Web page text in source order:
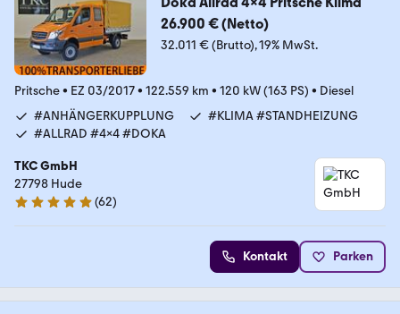
26.900 € (Netto)
32.011 € (Brutto) 19% MwSt.
Pritsche• EZ 03/2017• 122.559 km • 120 kW (163 PS) • Diesel
#ANHÄNGERKUPPLUNG
#KLIMA #STANDHEIZUNG
#ALLRAD #4x4 #DOKA
TKC GmbH
27798 Hude
5 Sterne
(62)
Kontakt Parken